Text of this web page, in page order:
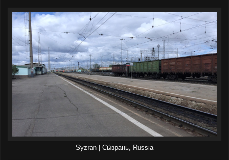
Syzran | Сы́зрань, Russia